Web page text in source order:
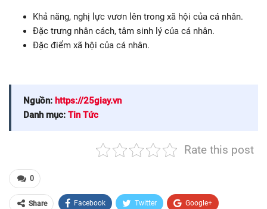
Khả năng, nghị lực vươn lên trong xã hội của cá nhân.
Đặc trưng nhân cách, tâm sinh lý của cá nhân.
Đặc điểm xã hội của cá nhân.
Nguồn: https://25giay.vn
Danh mục: Tin Tức
Rate this post
0
Share Facebook Twitter Google+